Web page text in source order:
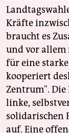
Kräfte
braucht es
und vor allem
für eine
kooperiert
Zentrum".
linke,
solidarischen
auf. Eine